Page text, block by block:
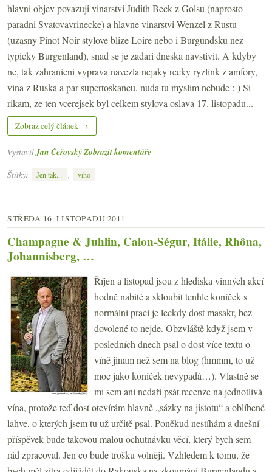
hlavni objev povazuji vinarstvi Judith Beck z Golsu (naprosto
paradni Svatovavrinecke) a hlavne vinarstvi Wenzel z Rustu
(uzasny Pinot Noir stylove blize Loire nebo i Burgundsku nez
typicky Burgenland), snad se je zadari dneska navstivit. A kdyby
ne, tak zahranicni vyprava navezla nejaky recky ryzlink z amfory,
vina z Ruska a par supertoskancu, nuda tu myslim nebude :-) Si
rikam, ze ten vcerejsek byl celkem stylova oslava 17. listopadu...
Zobraz celý článek →
VystavilJan ČeřovskýZobrazit komentáře
Štítky:
Jen tak... , víno
STŘEDA 16. LISTOPADU 2011
Champagne & Juhlin, Calon-Ségur, Itálie, Rhôna,
Johannisberg, …
Říjen a listopad jsou z hlediska vinných akcí
hodně nabité a skloubit tenhle koníček s
normální prací je leckdy dost masakr, bez
dovolené to nejde. Obzvláště když jsem v
posledních dnech psal o dost více textu o
víně jinam než sem na blog (hmmm, to už
moc jako koníček nevypadá…). Vlastně se
mi sem ani nedaří psát recenze na jednotlivá
vína, protože teď dost otevírám hlavně „sázky na jistotu“ a oblíbené
lahve, o kterých jsem tu už určitě psal. Poněkud nestíhám a dnešní
příspěvek bude takovou malou ochutnávku věcí, který bych sem
rád zpracoval. Jen co bude trošku volněji. Vzhledem k tomu, že